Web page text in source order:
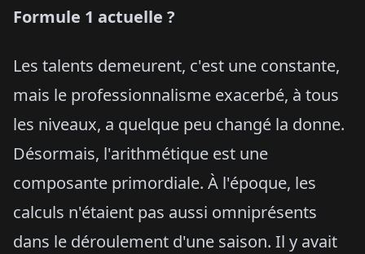
Formule 1 actuelle ?
Les talents demeurent, c'est une constante,
mais le professionnalisme exacerbé, à tous
les niveaux, a quelque peu changé la donne.
Désormais, l'arithmétique est une
composante primordiale. À l'époque, les
calculs n'étaient pas aussi omniprésents
dans le déroulement d'une saison. Il y avait